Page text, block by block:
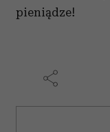
pieniądze!